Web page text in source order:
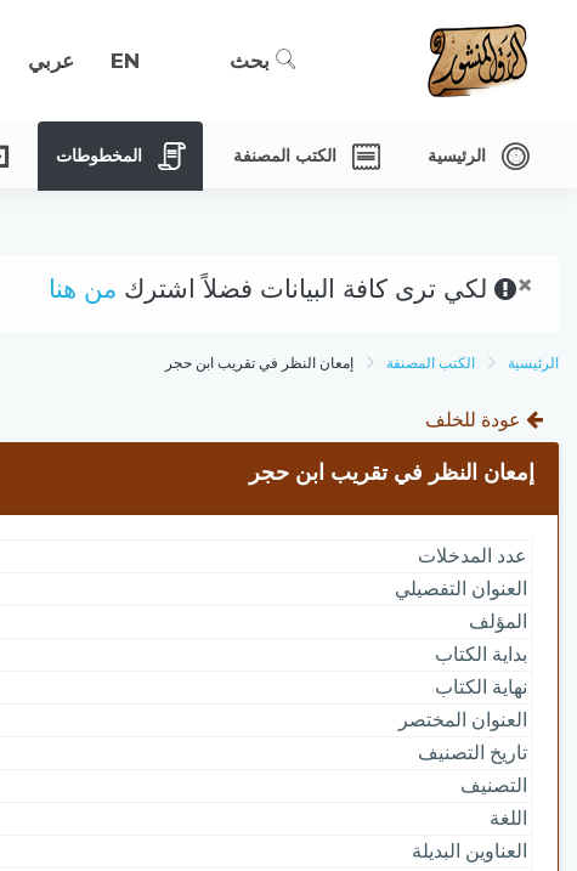
بحث EN عربي
الرئيسية الكتب المصنفة المخطوطات
× لكي ترى كافة البيانات فضلاً اشترك من هنا
الرئيسية الكتب المصنفة إمعان النظر في تقريب ابن حجر
عودة للخلف
إمعان النظر في تقريب ابن حجر
عدد المدخلات
العنوان التفصيلي
المؤلف
بداية الكتاب
نهاية الكتاب
العنوان المختصر
تاريخ التصنيف
التصنيف
اللغة
العناوين البديلة